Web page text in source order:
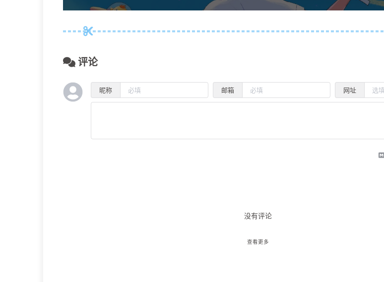
评论
昵称 邮箱 网址
没有评论
查看更多